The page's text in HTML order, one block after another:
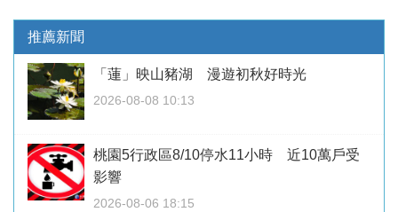
推薦新聞
「蓮」映山豬湖 漫遊初秋好時光
2026-08-08 10:13
桃園5行政區8/10停水11小時 近10萬戶受
影響
2026-08-06 18:15